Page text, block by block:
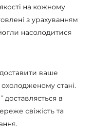
на кожному
з урахуванням
насолодитися
ваше
стані.
доставляється в
свіжість та